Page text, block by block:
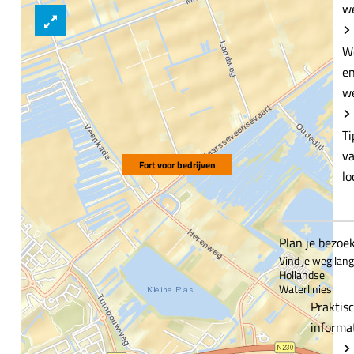
Plan je
Vind je weg
Hollandse
Waterlinies
e
n
Fort voor bedrijven